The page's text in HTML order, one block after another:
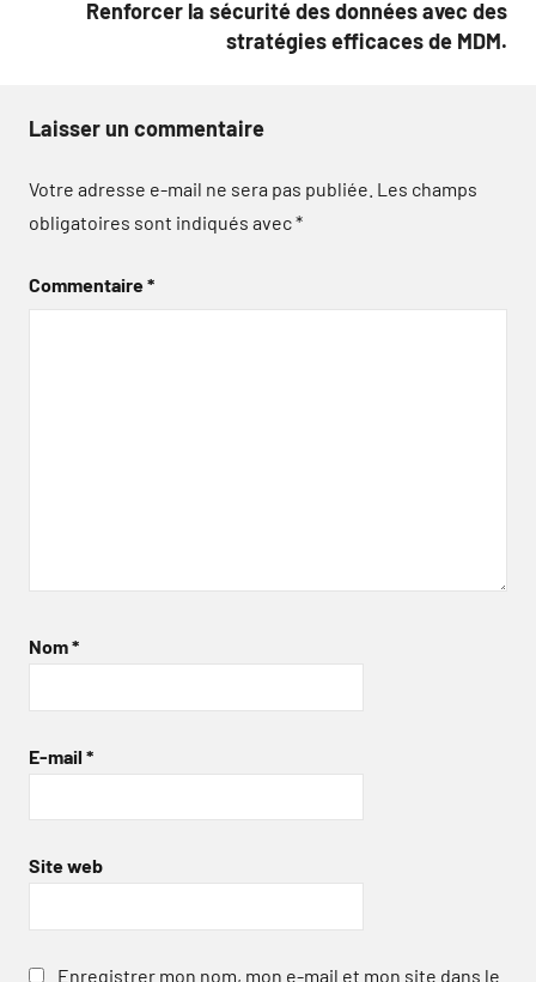
Renforcer la sécurité des données avec des
stratégies efficaces de MDM.
Laisser un commentaire
Votre adresse e-mail ne sera pas publiée. Les champs
obligatoires sont indiqués avec*
Commentaire*
Nom*
E-mail *
Site web
Enregistrer mon nom, mon e-mail et mon site dans le